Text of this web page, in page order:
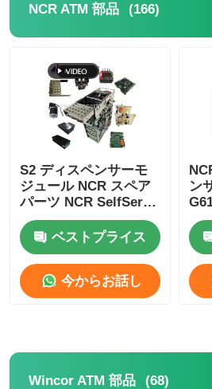
製品
NCR ATM 部品 (166)
S2 ディスペンサーモ
ジュール NCR スペア
パーツ NCR SelfServ
ATM 銀行キオスク用
ベストプライス
今からお話し
ン
交
Wincor ATM 部品 (68)